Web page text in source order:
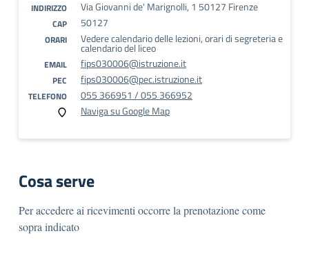
INDIRIZZO Via Giovanni de' Marignolli, 1 50127 Firenze
CAP 50127
ORARI Vedere calendario delle lezioni, orari di segreteria e
calendario del liceo
EMAIL fips030006@istruzione.it
PEC fips030006@pec.istruzione.it
TELEFONO
055 366951 / 055 366952
Naviga su Google Map
Cosa serve
Per accedere ai ricevimenti occorre la prenotazione come
sopra indicato